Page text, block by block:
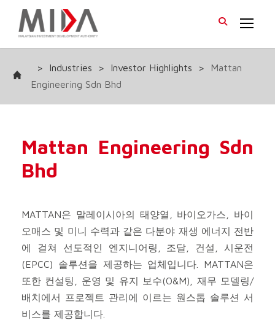
> Industries > Investor Highlights >
Mattan
Engineering Sdn Bhd
Mattan Engineering Sdn
Bhd
MATTAN은 말레이시아의 태양열, 바이오가스, 바이
오매스 및 미니 수력과 같은 다분야 재생 에너지 전반
에 걸쳐 선도적인 엔지니어링, 조달, 건설, 시운전
(EPCC) 솔루션을 제공하는 업체입니다. MATTAN은
또한 컨설팅, 운영 및 유지 보수(O&M), 재무 모델링/
배치에서 프로젝트 관리에 이르는 원스톱 솔루션 서
비스를 제공합니다.